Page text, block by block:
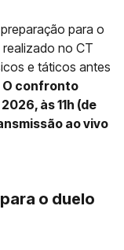
para o
no CT
e táticos antes
O confronto
às 11h (de
ao vivo
o duelo